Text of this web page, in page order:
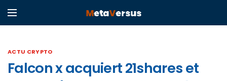
ACTU CRYPTO
Falcon x acquiert 21shares et